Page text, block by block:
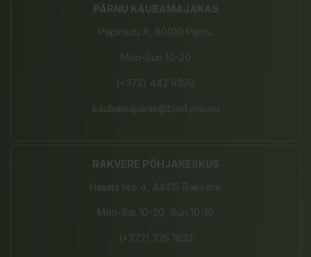
PÄRNU KAUBAMAJAKAS
Papiniidu 8, 80010 Pärnu
Mon-Sun 10-20
(+372) 442 9390
kaubamajakas@bio4you.eu
RAKVERE PÕHJAKESKUS
Haljala tee 4, 44415 Rakvere
Mon-Sat 10-20, Sun 10-19
(+372) 325 1833